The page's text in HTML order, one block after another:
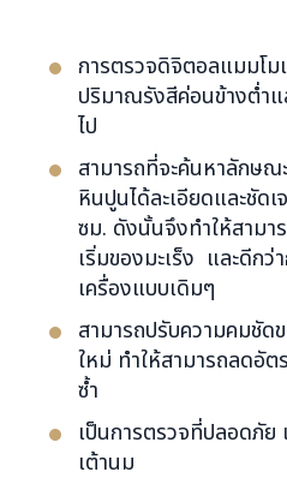
การตรวจดิจิตอลแมมโม
ปริมาณรังสีค่อนข้างต่ำแ
ไป
สามารถที่จะค้นหาลักษ
หินปูนได้ละเอียดและชัด
ซม. ดังนั้นจึงทำให้สามา
เริ่มของมะเร็ง และดีกว่
เครื่องแบบเดิมๆ
สามารถปรับความคมชัด
ใหม่ ทำให้สามารถลดอัต
ซ้ำ
เป็นการตรวจที่ปลอดภัย
เต้านม